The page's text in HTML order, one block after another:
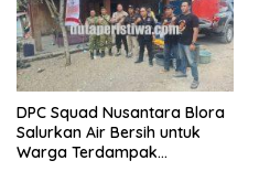
DPC Squad Nusantara Blora
Salurkan Air Bersih untuk
Warga Terdampak